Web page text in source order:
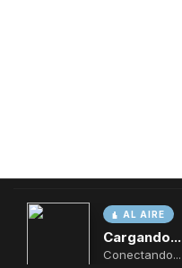
AL AIRE
Cargando...
Conectando...